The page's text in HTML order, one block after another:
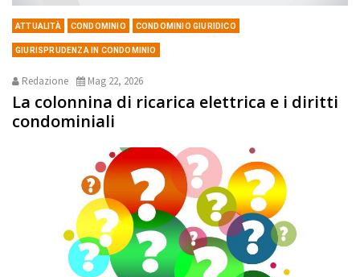
ATTUALITÀ CONDOMINIO CONDOMINIO GIURIDICO
GIURISPRUDENZA IN CONDOMINIO
Redazione Mag 22, 2026
La colonnina di ricarica elettrica e i diritti
condominiali